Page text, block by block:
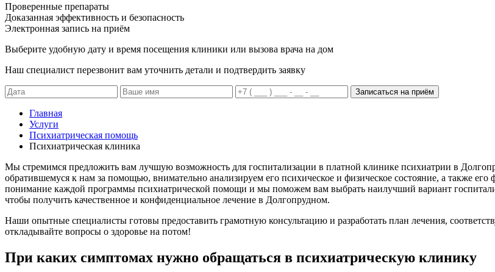
Проверенные препараты
Доказанная эффективность и безопасность
Электронная запись на приём
Выберите удобную дату и время посещения клиники или вызова врача на дом
Наш специалист перезвонит вам уточнить детали и подтвердить заявку
Записаться на приём
Главная
Услуги
Психиатрическая помощь
Психиатрическая клиника
Мы стремимся предложить вам лучшую возможность для госпитализации в платной клинике психиатрии в
обратившемуся к нам за помощью, внимательно анализируем его психическое и физическое состояние, а также
понимание каждой программы психиатрической помощи и мы поможем вам выбрать наилучший вариант
чтобы получить качественное и конфиденциальное лечение в Долгопрудном.
Наши опытные специалисты готовы предоставить грамотную консультацию и разработать план лечения,
откладывайте вопросы о здоровье на потом!
При каких симптомах нужно обращаться в психиатрическую клинику